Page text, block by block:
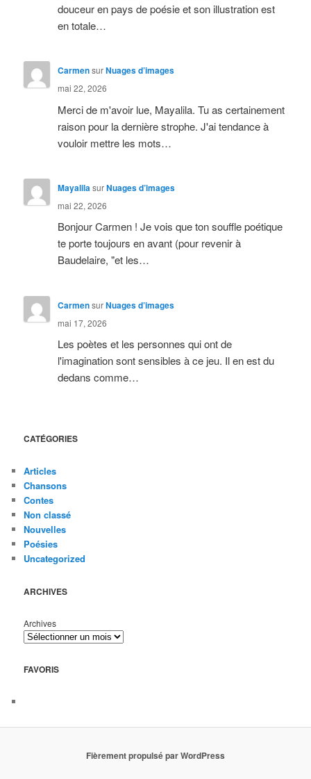
douceur en pays de poésie et son illustration est
en totale…
CarmensurNuages d’images
mai 22, 2026
Merci de m'avoir lue, Mayalila. Tu as certainement
raison pour la dernière strophe. J'ai tendance à
vouloir mettre les mots…
MayalilasurNuages d’images
mai 22, 2026
Bonjour Carmen ! Je vois que ton souffle poétique
te porte toujours en avant (pour revenir à
Baudelaire, "et les…
CarmensurNuages d’images
mai 17, 2026
Les poètes et les personnes qui ont de
l'imagination sont sensibles à ce jeu. Il en est du
dedans comme…
CATÉGORIES
Articles
Chansons
Contes
Non classé
Nouvelles
Poésies
Uncategorized
ARCHIVES
Archives
FAVORIS
Fièrement propulsé par WordPress